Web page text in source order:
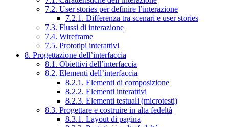
7.2. User stories per definire l’interazione
7.2.1. Differenza tra scenari e user stories
7.3. Flussi di interazione
7.4. Wireframe
7.5. Prototipi interattivi
8. Progettazione dell’interfaccia
8.1. Obiettivi dell’interfaccia
8.2. Elementi dell’interfaccia
8.2.1. Elementi di composizione
8.2.2. Elementi interattivi
8.2.3. Elementi testuali (microtesti)
8.3. Progettare e costruire in alta fedeltà
8.3.1. Layout di pagina